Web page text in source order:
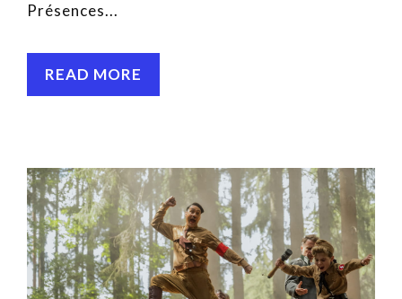
Présences...
READ MORE